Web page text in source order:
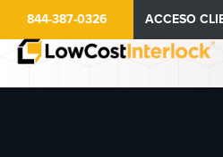
contenido
844-387-0326 ACCESO